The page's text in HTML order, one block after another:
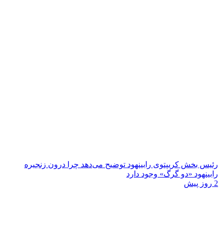
رئیس بخش کریپتوی رابینهود توضیح می‌دهد چرا درون زنجیره
رابینهود «دو گرگ» وجود دارد
2 روز پیش